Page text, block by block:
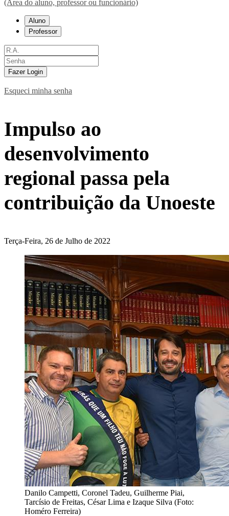
(Área do aluno, professor ou funcionário)
Aluno
Professor
Fazer Login
Esqueci minha senha
Impulso ao
desenvolvimento
regional passa pela
contribuição da Unoeste
Terça-Feira, 26 de Julho de 2022
Danilo Campetti, Coronel Tadeu, Guilherme Piai,
Tarcísio de Freitas, César Lima e Izaque Silva (Foto:
Homéro Ferreira)